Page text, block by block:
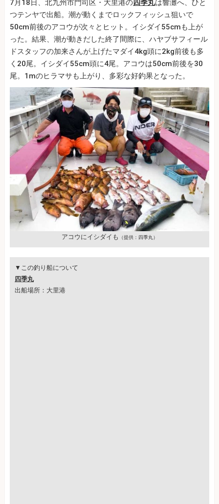
7月18日、北九州市門司区・大里港の四季丸は響灘へ、ひと
つテンヤで出船。潮が動くまでロックフィッシュ狙いで
50cm前後のアコウが次々とヒット。イシダイ55cmも上が
った。結果、潮が動きだした終了間際に、ハヤブサフィール
ドスタッフの加来さんが上げたマダイ4kg頭に2kg前後も多
く20尾。イシダイ55cm頭に4尾。アコウは50cm前後を30
尾。1mのヒラマサも上がり、多彩な好釣果となった。
アコウにイシダイも （提供：四季丸）
▼この釣り船について
四季丸
出船場所：大里港